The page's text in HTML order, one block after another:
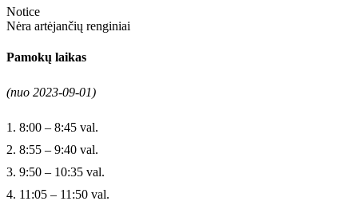
Notice
Nėra artėjančių renginiai
Pamokų laikas
(nuo 2023-09-01)
1. 8:00 – 8:45 val.
2. 8:55 – 9:40 val.
3. 9:50 – 10:35 val.
4. 11:05 – 11:50 val.